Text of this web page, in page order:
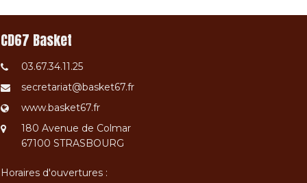
CD67 Basket
03.67.34.11.25
secretariat@basket67.fr
www.basket67.fr
180 Avenue de Colmar
67100 STRASBOURG
Horaires d'ouvertures :